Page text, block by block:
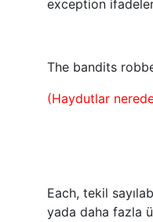
exception
The bandits
(Haydutlar
Each, tekil
yada daha fazla